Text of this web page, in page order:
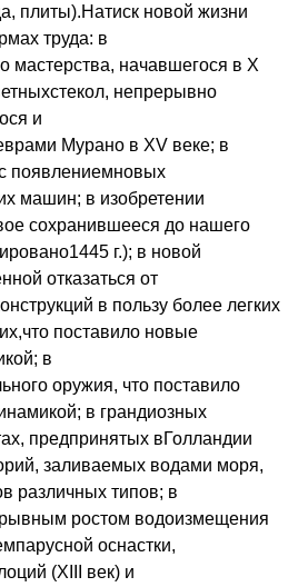
плиты).Натиск новой жизни
труда: в
мастерства, начавшегося в Х
непрерывно
и
Мурано в XV веке; в
с появлениемновых
машин; в изобретении
сохранившееся до нашего
г.); в новой
отказаться от
в пользу более легких
поставило новые
в
оружия, что поставило
в грандиозных
предпринятых вГолландии
заливаемых водами моря,
различных типов; в
ростом водоизмещения
оснастки,
(XIII век) и